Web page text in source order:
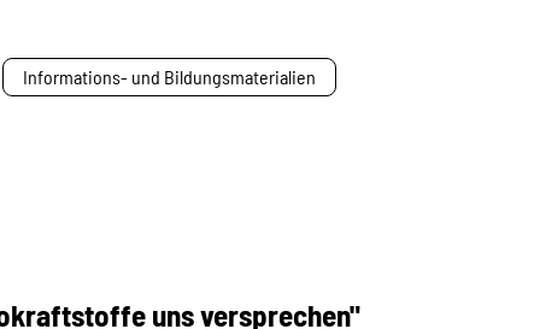
Informations- und Bildungsmaterialien
uns versprechen"